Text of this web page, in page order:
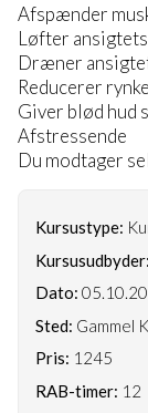
Afspænder
Løfter
Dræner
Reducerer
Giver blød hud
Afstressende
Du modtager
Kursustype:
Kursusudbyder:
Dato:
Sted: Gammel
Pris: 1245
RAB-timer: 12